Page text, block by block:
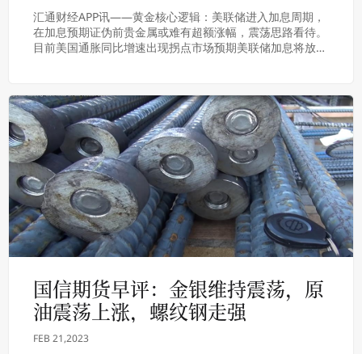
汇通财经APP讯——黄金核心逻辑：美联储进入加息周期，
在加息预期证伪前贵金属或难有超额涨幅，震荡思路看待。
目前美国通胀同比增速出现拐点市场预期美联储加息将放缓
国信期货早评：金银维持震荡，原
油震荡上涨，螺纹钢走强
FEB 21,2023